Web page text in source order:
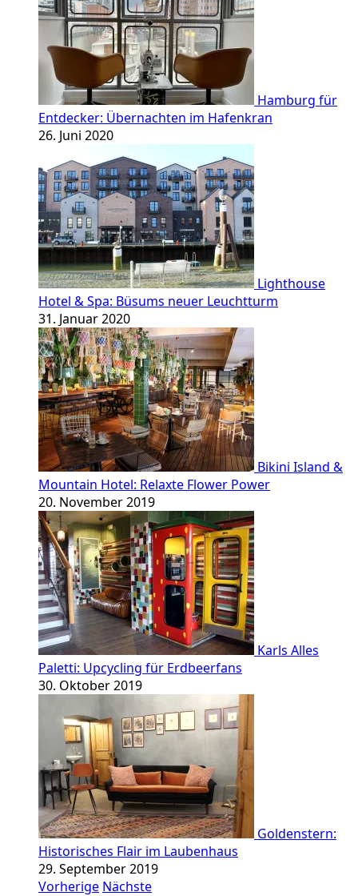
Hamburg für
Entdecker: Übernachten im Hafenkran
26. Juni 2020
Lighthouse
Hotel & Spa: Büsums neuer Leuchtturm
31. Januar 2020
Bikini Island &
Mountain Hotel: Relaxte Flower Power
20. November 2019
Karls Alles
Paletti: Upcycling für Erdbeerfans
30. Oktober 2019
Goldenstern:
Historisches Flair im Laubenhaus
29. September 2019
Vorherige Nächste